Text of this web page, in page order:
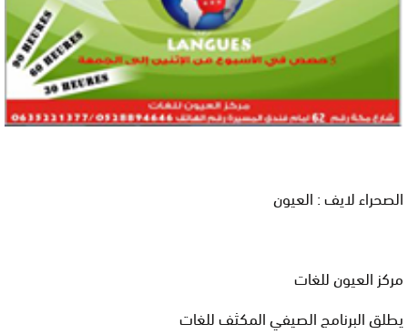
الصحراء لايف : العيون
مركز العيون للغات
يطلق البرنامج الصيفي المكثف للغات